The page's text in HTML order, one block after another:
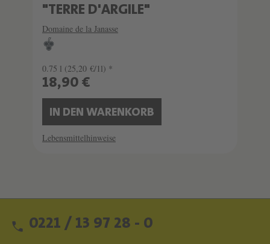
"TERRE D'ARGILE"
Domaine de la Janasse
0.75 l (25,20 €/1l) *
18,90 €
IN DEN WARENKORB
Lebensmittelhinweise
0221 / 13 97 28 - 0